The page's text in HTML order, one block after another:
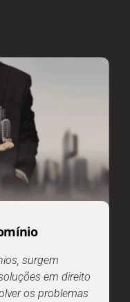
surgem
em direito
os problemas